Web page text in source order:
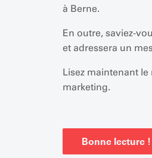
à Berne.
En outre, saviez-
et adressera un
Lisez maintenant
marketing.
Bonne lecture !